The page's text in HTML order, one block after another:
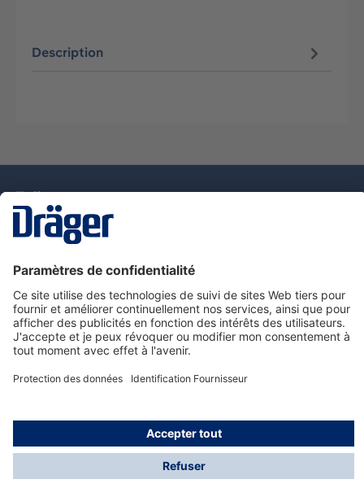
Description
Nous contacter
Service de e-commande Dräger
Informations sur les produits
© Dräger France SAS, 2024
*Prix hors taxe. Frais de gestion et de livraison standard
offerts; Indépendamment de la valeur ou du volume de